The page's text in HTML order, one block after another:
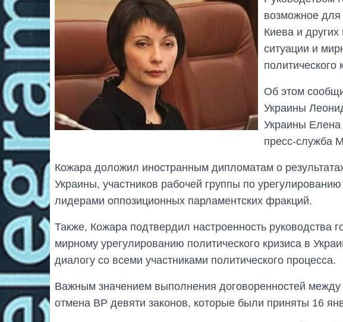
возможное
Киева и
ситуации и
политического
Об этом
Украины
Украины
пресс-служба
Кожара доложил иностранным дипломатам о
Украины, участников рабочей группы по урегулированию
лидерами оппозиционных парламентских фракций.
Также, Кожара подтвердил настроенность руководства
мирному урегулированию политического кризиса в
диалогу со всеми участниками политического процесса.
Важным значением выполнения договоренностей между
отмена ВР девяти законов, которые были приняты 16